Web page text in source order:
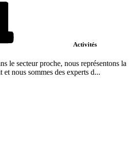
Activités
le secteur proche, nous représentons la
nous sommes des experts d...